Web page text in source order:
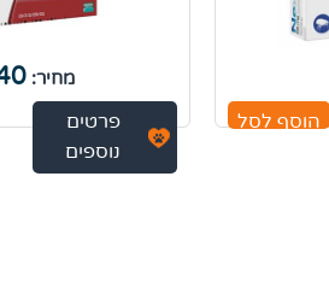
הוסף לסל
מחיר:
פרטים
נוספים